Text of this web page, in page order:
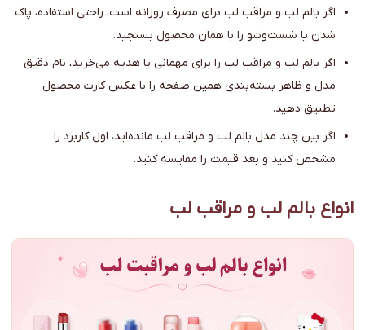
اگر بالم لب و مراقب لب برای مصرف روزانه است، راحتی استفاده، پاک
شدن یا شست‌وشو را با همان محصول بسنجید.
اگر بالم لب و مراقب لب را برای مهمانی یا هدیه می‌خرید، نام دقیق
مدل و ظاهر بسته‌بندی همین صفحه را با عکس کارت محصول
تطبیق دهید.
اگر بین چند مدل بالم لب و مراقب لب مانده‌اید، اول کاربرد را
مشخص کنید و بعد قیمت را مقایسه کنید.
انواع بالم لب و مراقب لب